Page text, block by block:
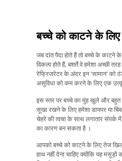
बच्चे को काटने के लिए
जब दांत पैदा होते हैं तो बच्चे के
विकल्प होते हैं, बशर्ते वे हमेशा अच्छी
रेफ्रिजरेटर के अंदर इन 'सामान' को
असुविधा को कम करने के लिए एक
इस स्तर पर बच्चे का मुंह खुले और बहुत
सूखा रखने के लिए हमेशा डायपर या बिब
चेहरे की त्वचा के साथ लगातार संपर्क
का कारण बन सकता है ।
आपको बच्चे को काटने के लिए तेज
हाथ नहीं देना चाहिए क्योंकि यह मसूड़ों